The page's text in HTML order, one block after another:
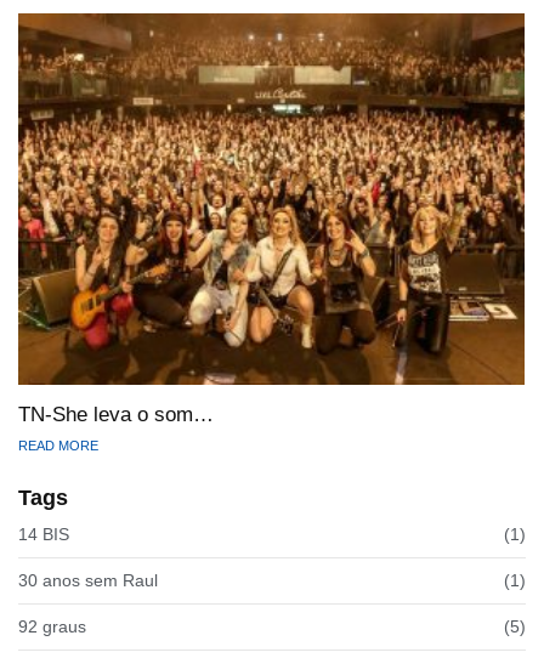
TN-She leva o som…
READ MORE
Tags
14 BIS (1)
30 anos sem Raul (1)
92 graus (5)